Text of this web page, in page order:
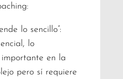
lo sencillo”:
lo
en la
pero sí requiere